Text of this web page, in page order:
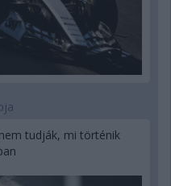
tudják, mi történik